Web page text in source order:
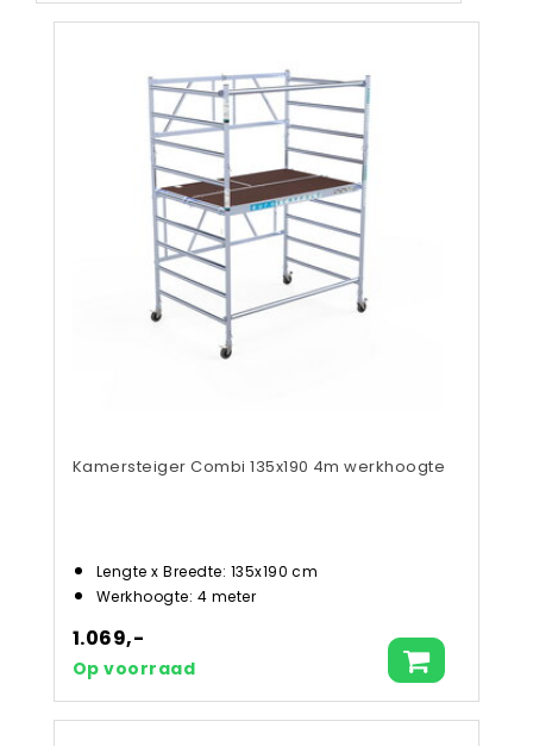
Kamersteiger Combi 135x190 4m werkhoogte
Lengte x Breedte: 135x190 cm
Werkhoogte: 4 meter
1.069,-
Op voorraad